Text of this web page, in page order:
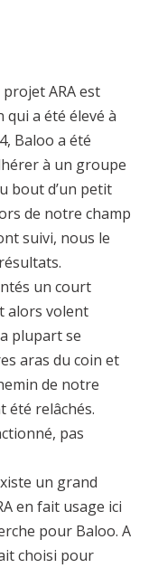
ARA est
qui a été élevé à
Baloo a été
à un groupe
bout d’un petit
de notre champ
suivi, nous le
un court
alors volent
plupart se
aras du coin et
de notre
été relâchés.
pas
un grand
en fait usage ici
pour Baloo. A
choisi pour